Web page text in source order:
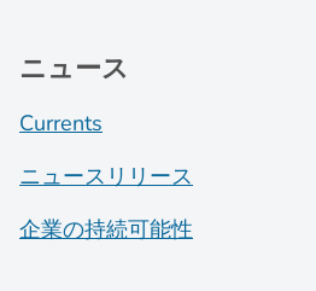
ニュース
Currents
ニュースリリース
企業の持続可能性